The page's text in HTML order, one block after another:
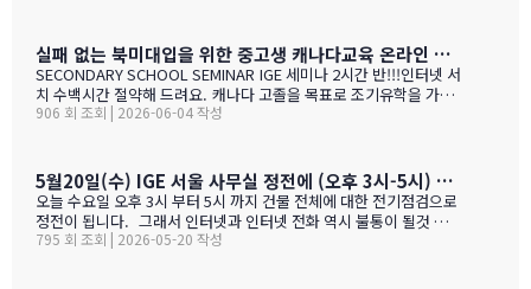
신청서에서 바로 신청하세요 사전등록 혜택 미리 신청하면 이런 혜택
이 있습니다 혜택 1 신청비 전액 면제 학생당 약 CAD $200~300 수
속 신청비 면제 혜택 2 인기 공립학교 우선 배정 …
실패 없는 북미대입을 위한 중고생 캐나다교육 온라인 ZOOM 설명회 6월 16일(화)
SECONDARY SCHOOL SEMINAR IGE 세미나 2시간 반!!!인터넷 서
치 수백시간 절약해 드려요. 캐나다 고졸을 목표로 조기유학을 가지
는 않죠. 어떤 경우에도 중요한 것은 대학!!! 20년간 캐나다 조기유학
도 참가 가능합니다. 한국과 캐나다 부모님들의 궁금증과 고민을 같
이 공유할 수 있습니다. …
906 회 조회 | 2026-06-04 작성
5월20일(수) IGE 서울 사무실 정전에 (오후 3시-5시) 따른 상담 업무 불가 안내
오늘 수요일 오후 3시 부터 5시 까지 건물 전체에 대한 전기점검으로
정전이 됩니다. 그래서 인터넷과 인터넷 전화 역시 불통이 될것 입니
다. PC로 사용 하는 카카오톡 역시 불통이 될것 입니다. 전화,카카오
795 회 조회 | 2026-05-20 작성